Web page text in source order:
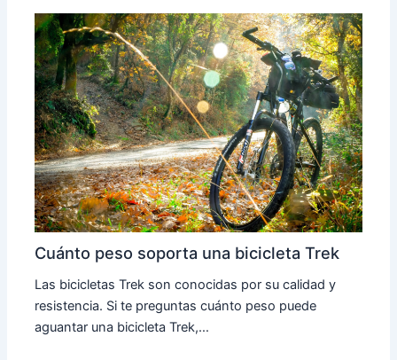
Cuánto peso soporta una bicicleta Trek
Las bicicletas Trek son conocidas por su calidad y
resistencia. Si te preguntas cuánto peso puede
aguantar una bicicleta Trek,…